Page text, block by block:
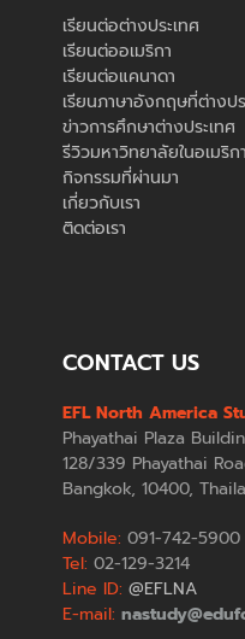
เรียนต่อต่างประเทศ
เรียนต่ออเมริกา
เรียนต่อแคนาดา
เรียนภาษาอังกฤษที่ต่างป
ข่าวการศึกษาต่างประเทศ
รีวิวมหาวิทยาลัยในอเมริกา
กิจกรรมที่ผ่านมา
เกี่ยวกับเรา
ติดต่อเรา
CONTACT US
EFL North America
Phayathai Plaza
128/339 Phayathai
Bangkok, 10400,
Mobile: 091-742-5900
Tel: 02-129-3214
Line ID: @EFLNA
E-mail: